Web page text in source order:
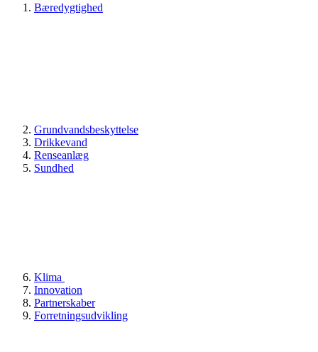
Bæredygtighed
Grundvandsbeskyttelse
Drikkevand
Renseanlæg
Sundhed
Klima
Innovation
Partnerskaber
Forretningsudvikling